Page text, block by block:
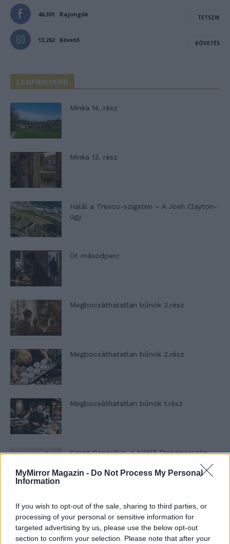
MyMirror Magazin - Do Not Process My Personal
Information
If you wish to opt-out of the sale, sharing to third parties, or
processing of your personal or sensitive information for
targeted advertising by us, please use the below opt-out
section to confirm your selection. Please note that after your
46,301 Rajongók TETSZIK
13,262 Követő KÖVETÉS
LEGFRISSEBB
Minka 14. rész
Minka 13. rész
Halál a Tresco-szigeten – A Josh Clayton-
ügy
Öt másodperc
Megbocsáthatatlan bűnök 3.rész
Megbocsáthatatlan bűnök 2.rész
Megbocsáthatatlan bűnök 1.rész
Szent Genovéva, a túlélő Franciaország
Minka 12. rész